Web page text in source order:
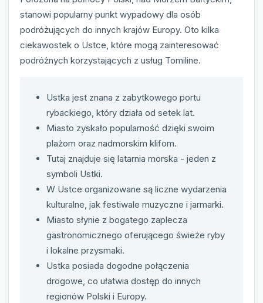
stanowi popularny punkt wypadowy dla osób
podróżujących do innych krajów Europy. Oto kilka
ciekawostek o Ustce, które mogą zainteresować
podróżnych korzystających z usług Tomiline.
Ustka jest znana z zabytkowego portu
rybackiego, który działa od setek lat.
Miasto zyskało popularność dzięki swoim
plażom oraz nadmorskim klifom.
Tutaj znajduje się latarnia morska - jeden z
symboli Ustki.
W Ustce organizowane są liczne wydarzenia
kulturalne, jak festiwale muzyczne i jarmarki.
Miasto słynie z bogatego zaplecza
gastronomicznego oferującego świeże ryby
i lokalne przysmaki.
Ustka posiada dogodne połączenia
drogowe, co ułatwia dostęp do innych
regionów Polski i Europy.